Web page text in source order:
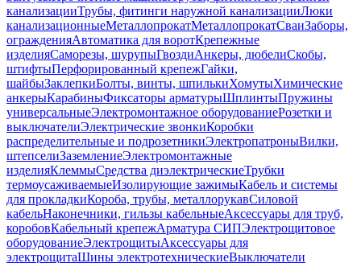
канализацииТрубы, фитинги наружной канализацииЛюки
канализационныеМеталлопрокатМеталлопрокатСваиЗаборы,
огражденияАвтоматика для воротКрепежные
изделияСаморезы, шурупыГвоздиАнкеры, дюбелиСкобы,
штифтыПерфорированный крепежГайки,
шайбыЗаклепкиБолты, винты, шпилькиХомутыХимические
анкерыКарабиныФиксаторы арматурыШплинтыПружины
универсальныеЭлектромонтажное оборудованиеРозетки и
выключателиЭлектрические звонкиКоробки
распределительные и подрозетникиЭлектропатроныВилки,
штепселиЗаземлениеЭлектромонтажные
изделияКлеммыСредства диэлектрическиеТрубки
термоусаживаемыеИзолирующие зажимыКабель и системы
для прокладкиКороба, трубы, металлорукавСиловой
кабельНаконечники, гильзы кабельныеАксессуары для труб,
коробовКабельный крепежАрматура СИПЭлектрощитовое
оборудованиеЭлектрощитыАксессуары для
электрощитаШины электротехническиеВыключатели